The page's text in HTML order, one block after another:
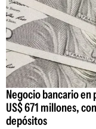
Negocio bancario en
US$ 671 millones,
depósitos